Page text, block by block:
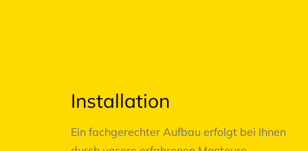
03
Installation
Ein fachgerechter Aufbau erfolgt bei Ihnen